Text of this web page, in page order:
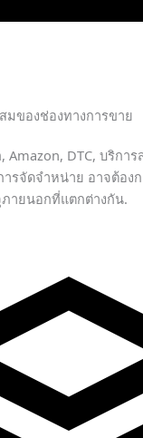
มของช่องทางการขาย
Amazon, DTC, บริกา
รจัดจำหน่าย อาจต้อง
ายนอกที่แตกต่างกัน.